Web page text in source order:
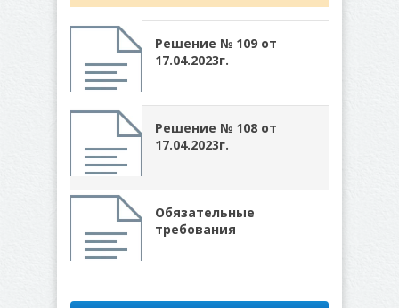
Решение № 109 от
17.04.2023г.
Решение № 108 от
17.04.2023г.
Обязательные
требования